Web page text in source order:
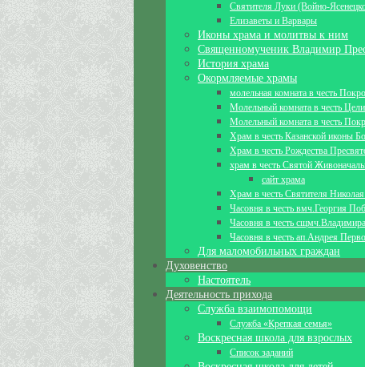
Святителя Луки (Войно-
Елизаветы и Варвары
Иконы храма и молитвы к ним
Священномученик Владимир
История храма
Окормляемые храмы
молельная комната в честь
Молельный комната в честь
Молельный комната в честь
Храм в честь Казанской иконы
Храм в честь Рождества
храм в честь Святой
сайт храма
Храм в честь Святителя
Часовня в честь вмч.Георгия
Часовня в честь
Часовня в честь ап.Андрея
Для маломобильных граждан
Духовенство
Настоятель
Деятельность прихода
Служба взаимопомощи
Служба «Крепкая семья»
Воскресная школа для взрослых
Список заданий